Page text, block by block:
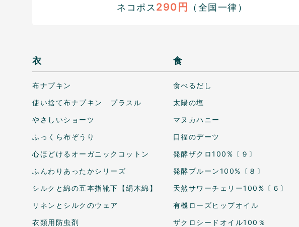
ネコポス 290円 （全国一律）
衣
布ナプキン
使い捨て布ナプキン プラスル
やさしいショーツ
ふっくら布ぞうり
心ほどけるオーガニックコットン
ふんわりあったかシリーズ
シルクと綿の五本指靴下【絹木綿】
リネンとシルクのウェア
衣類用防虫剤
食
食べるだし
太陽の塩
マヌカハニー
口福のデーツ
発酵ザクロ100%〔９〕
発酵プルーン100%〔８〕
天然サワーチェリー100%〔６〕
有機ローズヒップオイル
ザクロシードオイル100％